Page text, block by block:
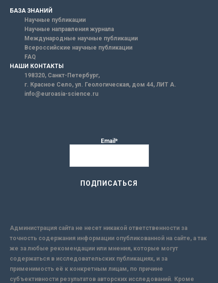
БАЗА ЗНАНИЙ
Научные публикации
Научные направления журнала
Международные научные публикации
Всероссийские научные публикации
FAQ
НАШИ КОНТАКТЫ
198320, Санкт-Петербург,
г. Красное Село, ул. Геологическая, дом 44, ЛИТ А.
info@euroasia-science.ru
Email*
Администрация сайта не несет никакой ответственности за
точность содержания информации опубликованной на сайте, а так
же за любые рекомендации или мнения, которые могут
содержаться в исследовательских публикациях, и за
применимость её к конкретным лицам, по причине
субъективности результатов авторских исследований. Кроме